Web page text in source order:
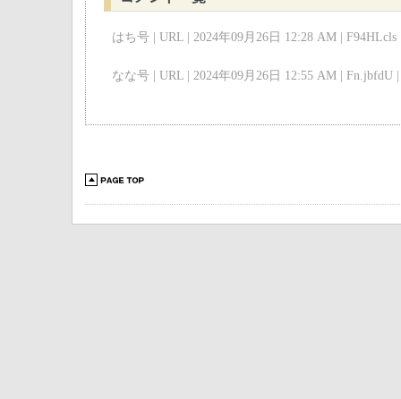
はち号 | URL | 2024年09月26日 12:28 AM | F94HLcls
なな号 | URL | 2024年09月26日 12:55 AM | Fn.jbfdU |